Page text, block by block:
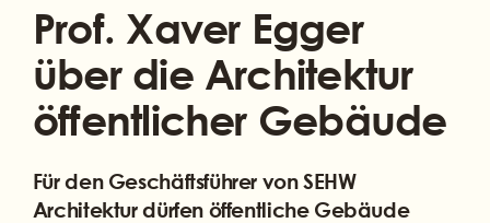
Prof. Xaver Egger
über die Architektur
öffentlicher Gebäude
Für den Geschäftsführer von SEHW
Architektur dürfen öffentliche Gebäude